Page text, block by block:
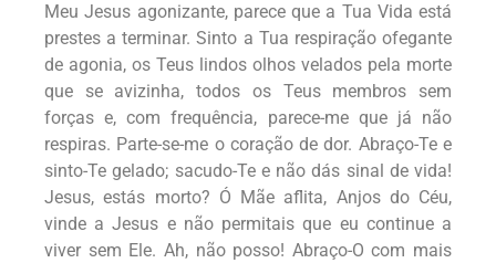
Meu Jesus agonizante, parece que a Tua Vida está
prestes a terminar. Sinto a Tua respiração ofegante
de agonia, os Teus lindos olhos velados pela morte
que se avizinha, todos os Teus membros sem
forças e, com frequência, parece-me que já não
respiras. Parte-se-me o coração de dor. Abraço-Te e
sinto-Te gelado; sacudo-Te e não dás sinal de vida!
Jesus, estás morto? Ó Mãe aflita, Anjos do Céu,
vinde a Jesus e não permitais que eu continue a
viver sem Ele. Ah, não posso! Abraço-O com mais